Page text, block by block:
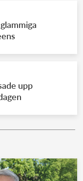
upp